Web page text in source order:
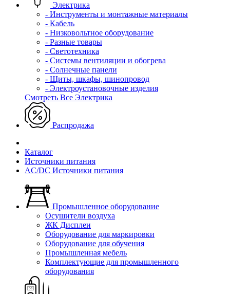
Электрика
- Инструменты и монтажные материалы
- Кабель
- Низковольтное оборудование
- Разные товары
- Светотехника
- Системы вентиляции и обогрева
- Солнечные панели
- Щиты, шкафы, шинопровод
- Электроустановочные изделия
Смотреть Все Электрика
Распродажа
Каталог
Источники питания
AC/DC Источники питания
Промышленное оборудование
Осушители воздуха
ЖК Дисплеи
Оборудование для маркировки
Оборудование для обучения
Промышленная мебель
Комплектующие для промышленного
оборудования